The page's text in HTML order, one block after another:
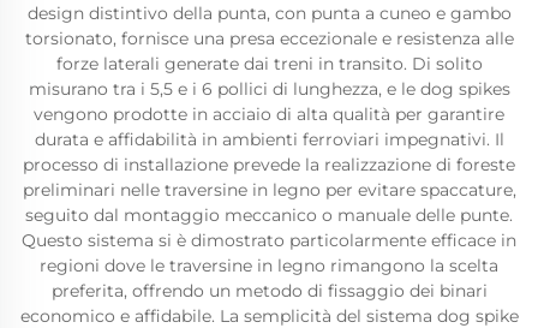
design distintivo della punta, con punta a cuneo e gambo
torsionato, fornisce una presa eccezionale e resistenza alle
forze laterali generate dai treni in transito. Di solito
misurano tra i 5,5 e i 6 pollici di lunghezza, e le dog spikes
vengono prodotte in acciaio di alta qualità per garantire
durata e affidabilità in ambienti ferroviari impegnativi. Il
processo di installazione prevede la realizzazione di foreste
preliminari nelle traversine in legno per evitare spaccature,
seguito dal montaggio meccanico o manuale delle punte.
Questo sistema si è dimostrato particolarmente efficace in
regioni dove le traversine in legno rimangono la scelta
preferita, offrendo un metodo di fissaggio dei binari
economico e affidabile. La semplicità del sistema dog spike